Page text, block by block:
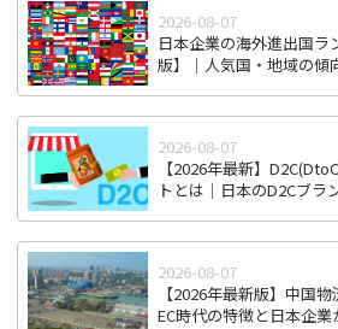
2026-08-07
日本企業の海外進出国ラ
版】｜人気国・地域の傾
2026-08-07
【2026年最新】
トとは｜日本のD2Cブラ
2026-08-07
【2026年最新版】中国
EC時代の特徴と日本企